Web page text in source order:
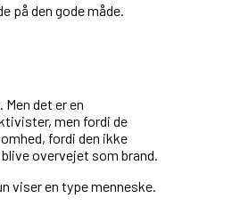
på den gode måde.
det er en
men fordi de
fordi den ikke
overvejet som brand.
viser en type menneske.